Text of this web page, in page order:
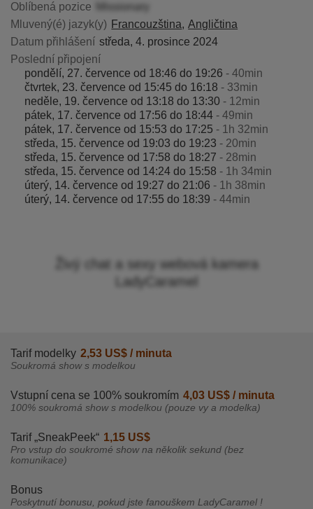
Oblíbená pozice
Mluvený(é) jazyk(y) Francouzština Angličtina
Datum přihlášení středa, 4. prosince 2024
Poslední připojení
pondělí, 27. července od 18:46 do 19:26 - 40min
čtvrtek, 23. července od 15:45 do 16:18 - 33min
neděle, 19. července od 13:18 do 13:30 - 12min
pátek, 17. července od 17:56 do 18:44 - 49min
pátek, 17. července od 15:53 do 17:25 - 1h 32min
středa, 15. července od 19:03 do 19:23 - 20min
středa, 15. července od 17:58 do 18:27 - 28min
středa, 15. července od 14:24 do 15:58 - 1h 34min
úterý, 14. července od 19:27 do 21:06 - 1h 38min
úterý, 14. července od 17:55 do 18:39 - 44min
Živý chat a sexy webová kamera
LadyCaramel
Tarif modelky 2,53 US$ / minuta
Soukromá show s modelkou
Vstupní cena se 100% soukromím 4,03 US$ / minuta
100% soukromá show s modelkou (pouze vy a modelka)
Tarif „SneakPeek“ 1,15 US$
Pro vstup do soukromé show na několik sekund (bez
komunikace)
Bonus
Poskytnutí bonusu, pokud jste fanouškem LadyCaramel !